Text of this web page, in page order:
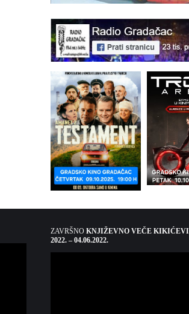
ZAVRŠNO KNJIŽEVNO VEČE
2022. – 04.06.2022.